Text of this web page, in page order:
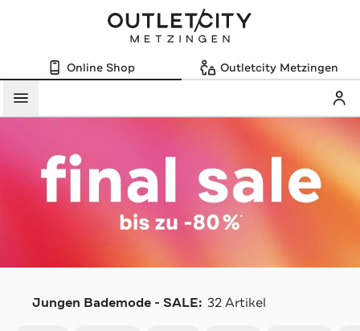
Online Shop Outletcity Metzingen
Menü
Jungen Bademode - SALE: 32 Artikel